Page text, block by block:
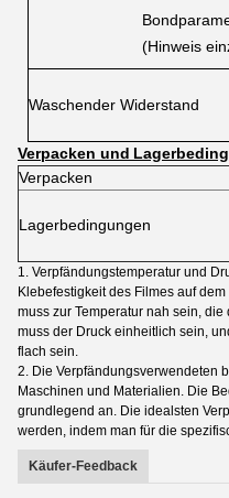
(Hinweis
Waschender Widerstand
Verpacken und
Verpacken
Lagerbedingungen
1. Verpfändungstemperatur und
Klebefestigkeit des Filmes auf
muss zur Temperatur nah sein,
muss der Druck einheitlich sein,
flach sein.
2. Die Verpfändungsverwendeten
Maschinen und Materialien. Die
grundlegend an. Die idealsten
werden, indem man für die
Käufer-Feedback